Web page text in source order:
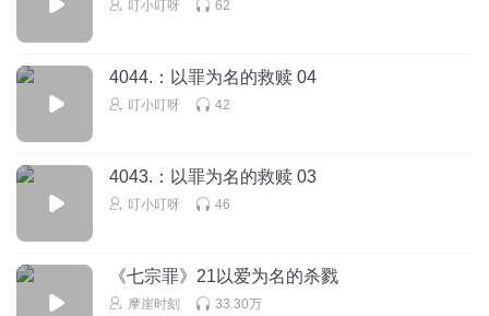
叮小叮呀 62
4044.：以罪为名的救赎 04
叮小叮呀 42
4043.：以罪为名的救赎 03
叮小叮呀 46
《七宗罪》21以爱为名的杀戮
摩崖时刻 33.30万